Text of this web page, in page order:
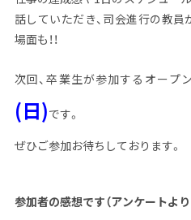
話していただき、司会進行の教
場面も！！
次回、卒業生が参加するオープ
(日)です。
ぜひご参加お待ちしております。
参加者の感想です（アンケートより